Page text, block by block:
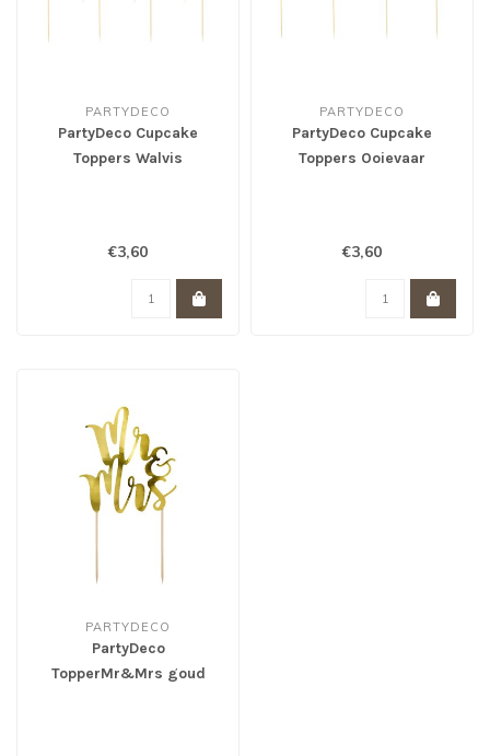
PARTYDECO
PartyDeco Cupcake
Toppers Walvis
€3,60
PARTYDECO
PartyDeco Cupcake
Toppers Ooievaar
€3,60
PARTYDECO
PartyDeco
TopperMr&Mrs goud